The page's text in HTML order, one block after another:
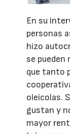
En su
personas
hizo
se pueden
que tanto
oleícolas.
gustan y
mayor